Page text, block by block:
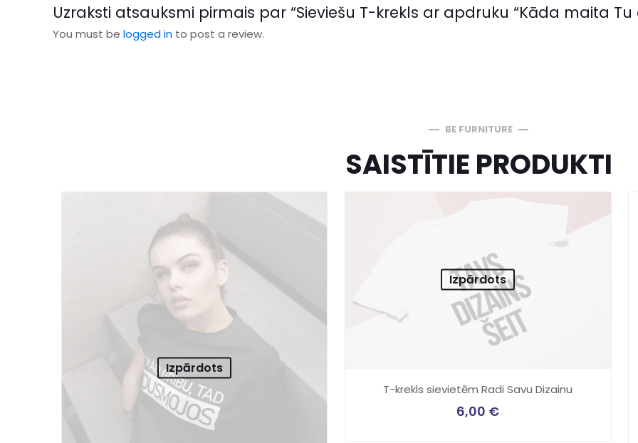
Uzraksti atsauksmi pirmais par “Sieviešu T-krekls ar apdruku “Kāda maita Tu
You must be logged in to post a review.
BE FURNITURE
SAISTĪTIE PRODUKTI
Izpārdots
Izpārdots
T-krekls sievietēm Radi Savu Dizainu
6,00 €